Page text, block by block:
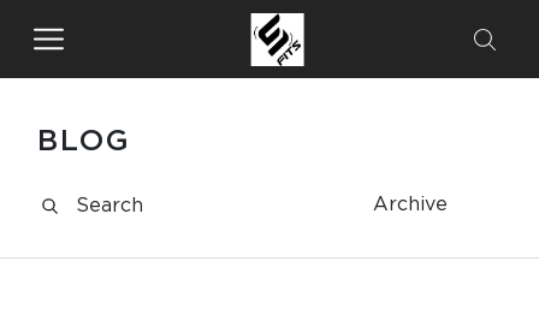
BLOG
Archive